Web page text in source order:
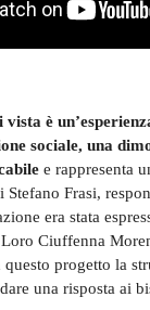
è
sociale, una
e rappresenta
Frasi,
era stata
Ciuffenna
progetto la
una risposta ai